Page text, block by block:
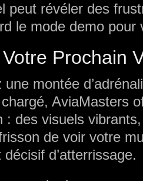
peut révéler des
le mode demo pour
Prochain
montée
AviaMasters
: des visuels
de voir votre
décisif d’atterrissage.